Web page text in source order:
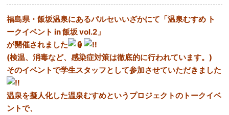
福島県・飯坂温泉にあるパルセいいざかにて「温泉むすめ ト
ークイベント in 飯坂 vol.2」
が開催されました
(検温、消毒など、感染症対策は徹底的に行われています。)
そのイベントで学生スタッフとして参加させていただきました
温泉を擬人化した温泉むすめというプロジェクトのトークイベ
ントで、